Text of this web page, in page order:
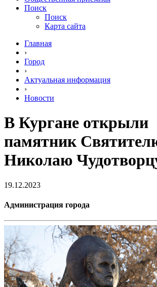
Поиск
Поиск
Карта сайта
Главная
›
Город
›
Актуальная информация
›
Новости
В Кургане открыли
памятник
Николаю
19.12.2023
Администрация города